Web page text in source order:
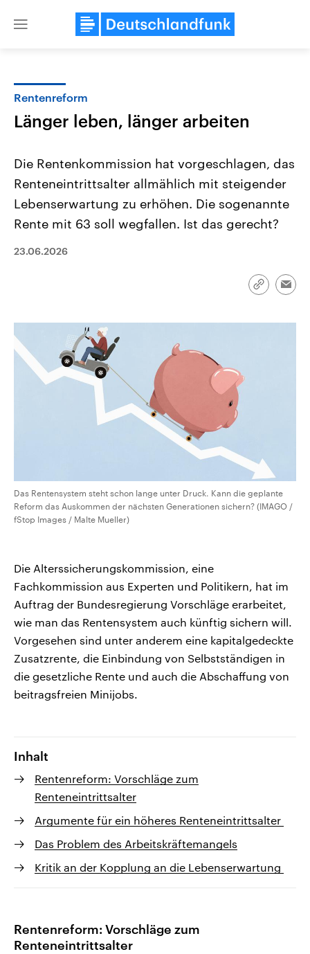
Close
2026
Umfragen, Prognosen,
Wahlprogramme, aktuelle Berichte
und Hintergründe zu den Parteien
und Kandidaten der anstehenden
Wahl.
Wirtschaftlich und
gehören die Vereinigten
den mächtigsten Ländern
Sendungen Programm Podcasts
Audio-Archiv
Rentenreform
Länger leben, länger arbeiten
Die Rentenkommission hat vorgeschlagen, das
Renteneintrittsalter allmählich mit steigender
Lebenserwartung zu erhöhen. Die sogenannte
Rente mit 63 soll wegfallen. Ist das gerecht?
23.06.2026
Link
Das Rentensystem steht schon lange unter Druck. Kann die geplante
Reform das Auskommen der nächsten Generationen sichern? (IMAGO /
fStop Images / Malte Mueller)
Die Alterssicherungskommission, eine
Fachkommission aus Experten und Politikern, hat im
Auftrag der Bundesregierung Vorschläge erarbeitet,
wie man das Rentensystem auch künftig sichern will.
Vorgesehen sind unter anderem eine kapitalgedeckte
Zusatzrente, die Einbindung von Selbstständigen in
die gesetzliche Rente und auch die Abschaffung von
beitragsfreien Minijobs.
Inhalt
Rentenreform: Vorschläge zum
Renteneintrittsalter
Argumente für ein höheres Renteneintrittsalter
Das Problem des Arbeitskräftemangels
Kritik an der Kopplung an die Lebenserwartung
Rentenreform: Vorschläge zum
Renteneintrittsalter